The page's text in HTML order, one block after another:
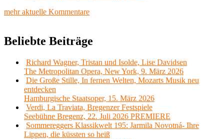
mehr aktuelle Kommentare
Beliebte Beiträge
Richard Wagner, Tristan und Isolde, Lise Davidsen
The Metropolitan Opera, New York, 9. März 2026
Die Große Stille, In fernen Welten, Mozarts Musik neu
entdecken
Hamburgische Staatsoper, 15. März 2026
Verdi, La Traviata, Bregenzer Festspiele
Seebühne Bregenz, 22. Juli 2026 PREMIERE
Sommereggers Klassikwelt 195: Jarmila Novotná- Ihre
Lippen, die küssten so heiß